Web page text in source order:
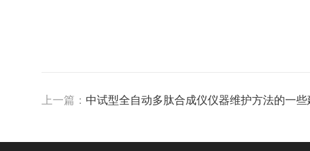
上一篇： 中试型全自动多肽合成仪仪器维护方法的一些